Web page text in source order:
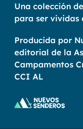
Una colección
para ser vividas
Producida por
editorial de la
Campamentos
CCI AL